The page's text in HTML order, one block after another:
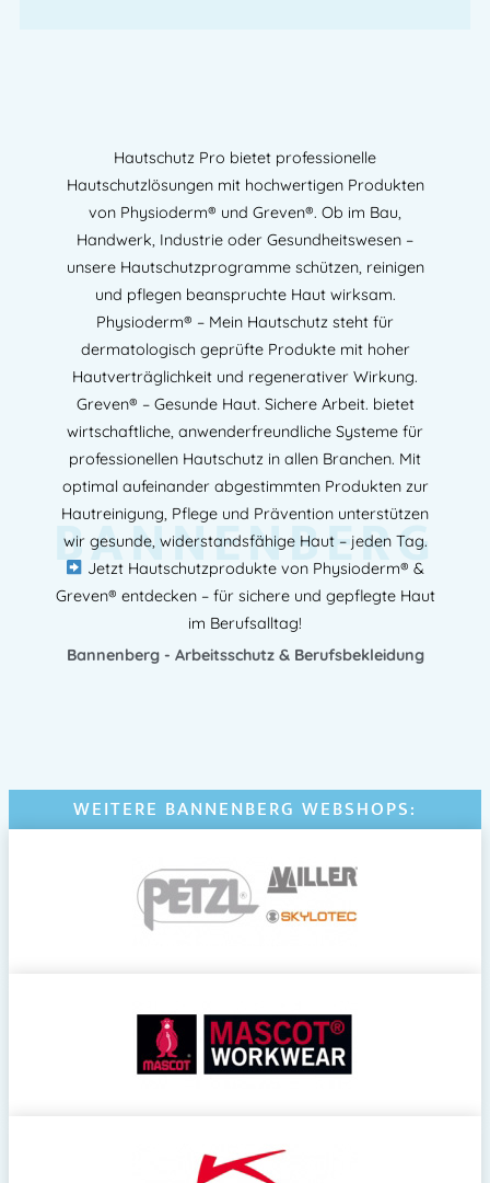
Hautschutz Pro bietet professionelle
Hautschutzlösungen mit hochwertigen Produkten
von Physioderm® und Greven®. Ob im Bau,
Handwerk, Industrie oder Gesundheitswesen –
unsere Hautschutzprogramme schützen, reinigen
und pflegen beanspruchte Haut wirksam.
Physioderm® – Mein Hautschutz steht für
dermatologisch geprüfte Produkte mit hoher
Hautverträglichkeit und regenerativer Wirkung.
Greven® – Gesunde Haut. Sichere Arbeit. bietet
wirtschaftliche, anwenderfreundliche Systeme für
professionellen Hautschutz in allen Branchen. Mit
optimal aufeinander abgestimmten Produkten zur
Hautreinigung, Pflege und Prävention unterstützen
wir gesunde, widerstandsfähige Haut – jeden Tag.
Jetzt Hautschutzprodukte von Physioderm® &
Greven® entdecken – für sichere und gepflegte Haut
im Berufsalltag!
Bannenberg - Arbeitsschutz & Berufsbekleidung
BANNENBERG
WEITERE BANNENBERG WEBSHOPS: